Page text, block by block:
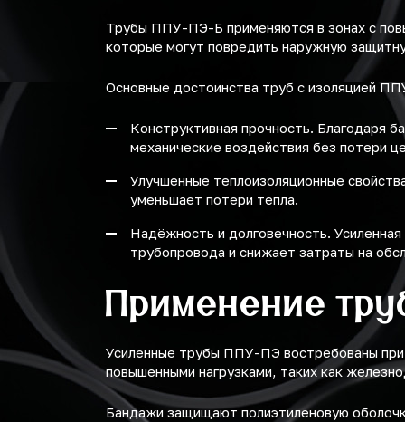
Трубы ППУ-ПЭ-Б применяются в зонах с
которые могут повредить наружную
Основные достоинства труб с изоляцией
Конструктивная прочность. Благодаря
механические воздействия без потери
Улучшенные теплоизоляционные
уменьшает потери тепла.
Надёжность и долговечность.
трубопровода и снижает затраты на
Применение
Усиленные трубы ППУ-ПЭ востребованы при
повышенными нагрузками, таких как
Бандажи защищают полиэтиленовую